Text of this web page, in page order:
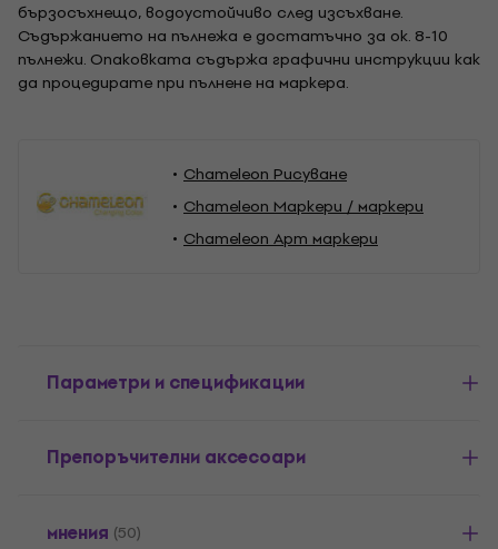
бързосъхнещо, водоустойчиво след изсъхване.
Съдържанието на пълнежа е достатъчно за ок. 8-10
пълнежи. Опаковката съдържа графични инструкции как
да процедирате при пълнене на маркера.
Chameleon Рисуване
Chameleon Маркери / маркери
Chameleon Арт маркери
Параметри и спецификации
Препоръчителни аксесоари
мнения (50)